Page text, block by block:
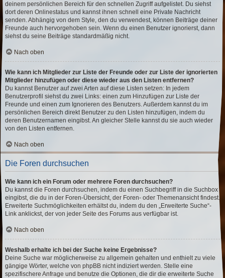
deinem persönlichen Bereich für den schnellen Zugriff aufgelistet. Du siehst
dort deren Onlinestatus und kannst ihnen schnell eine Private Nachricht
senden. Abhängig von dem Style, den du verwendest, können Beiträge deiner
Freunde auch hervorgehoben sein. Wenn du einen Benutzer ignorierst, dann
siehst du seine Beiträge standardmäßig nicht.
Nach oben
Wie kann ich Mitglieder zur Liste der Freunde oder zur Liste der ignorierten
Mitglieder hinzufügen oder diese wieder aus den Listen entfernen?
Du kannst Benutzer auf zwei Arten auf diese Listen setzen: In jedem
Benutzerprofil siehst du zwei Links: einen zum Hinzufügen zur Liste der
Freunde und einen zum Ignorieren des Benutzers. Außerdem kannst du im
persönlichen Bereich direkt Benutzer zu den Listen hinzufügen, indem du
deren Benutzernamen eingibst. An gleicher Stelle kannst du sie auch wieder
von den Listen entfernen.
Nach oben
Die Foren durchsuchen
Wie kann ich ein Forum oder mehrere Foren durchsuchen?
Du kannst die Foren durchsuchen, indem du einen Suchbegriff in die Suchbox
eingibst, die du in der Foren-Übersicht, der Foren- oder Themenansicht findest.
Erweiterte Suchmöglichkeiten erhältst du, indem du den „Erweiterte Suche“-
Link anklickst, der von jeder Seite des Forums aus verfügbar ist.
Nach oben
Weshalb erhalte ich bei der Suche keine Ergebnisse?
Deine Suche war möglicherweise zu allgemein gehalten und enthielt zu viele
gängige Wörter, welche von phpBB nicht indiziert werden. Stelle eine
spezifischere Anfrage und benutze die Optionen, die dir die erweiterte Suche